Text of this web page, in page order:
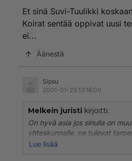
Et sinä Suvi-Tuulikki
Koirat sentää oppivat uusi
ei...
Äänestä
Sipsu
2001-01-23 13:16:00
Melkein juristi kirjoitti:
On hyvä asia jos sinulla on
yhteskunnalle, ne tulevat
etukäteen. Toisaalta jos yksi ja
Lue lisää